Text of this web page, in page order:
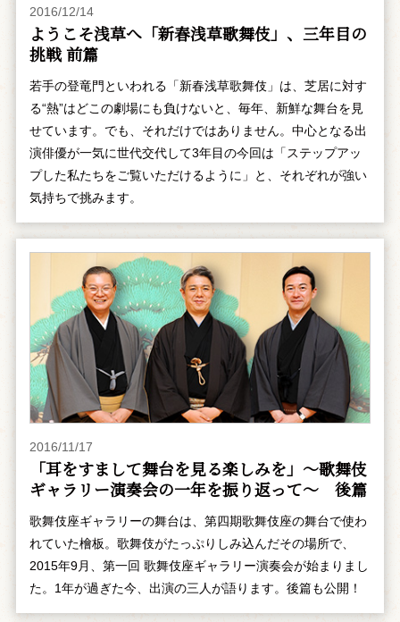
2016/12/14
ようこそ浅草へ「新春浅草歌舞伎」、三年目の
挑戦 前篇
若手の登竜門といわれる「新春浅草歌舞伎」は、芝居に対す
る“熱”はどこの劇場にも負けないと、毎年、新鮮な舞台を見
せています。でも、それだけではありません。中心となる出
演俳優が一気に世代交代して3年目の今回は「ステップアッ
プした私たちをご覧いただけるように」と、それぞれが強い
気持ちで挑みます。
2016/11/17
「耳をすまして舞台を見る楽しみを」～歌舞伎
ギャラリー演奏会の一年を振り返って～ 後篇
歌舞伎座ギャラリーの舞台は、第四期歌舞伎座の舞台で使わ
れていた檜板。歌舞伎がたっぷりしみ込んだその場所で、
2015年9月、第一回 歌舞伎座ギャラリー演奏会が始まりまし
た。1年が過ぎた今、出演の三人が語ります。後篇も公開！